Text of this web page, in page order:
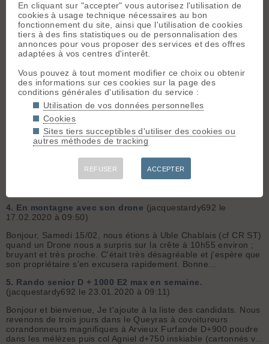
Rando senior D + 1000 E2 max en semaine.
(jacquestardy692 le 29.02.2020 à 17:38)
Bonjour, Après quelques contraintes personnelles, réparation
des mes sessions, retour de propositions au départ de Lyon ou
étapes vers les Alpes. Déjà deux, Christian et moi, pour 1 a 2
jours. Tout à définir car la situation météo n'est p...
Utilite Guetres ? (jacquestardy692 le 17.02.2020 à 19:10)
Quand il fait très froid, cela renforce l'isolation thermique pour
peu de poids supplémentaire ?
1er achat montre-alti : du nouveau? (jacquestardy692 le
17.02.2020 à 19:00)
Bonjour, Question naïve : Si je comprends bien, les fonctions
GPS sont plus lisibles et performantes sur le tel mobile
indispensable pour la sécu, l'heure le réveil. pour moi iphigenie
4. En montagne avec son drone (jacquestardy692 le
17.02.2020 à 09:50)
Bonjour, Samedi 15/02, nous étions à Uble Chablais (cf CR ST)
quand un Drone nous a surpris sur la crête à 10h55 environ ;
bruyant et très proche. C'était très désagréable et j'espère que
son propriétaire s'en excusera rapidement. Bonne...
5. Rando senior D + 1000 E2 max en semaine.
(jacquestardy692 le 23.01.2020 à 09:11)
Bonjour et bienvenue, Je t'ajoute à la liste des candidats. Nous
revenons de trois jours dans le Queyras à covoitureurs
corandonneurs magnifiques à Arvieux Furfande D+900 poudre
dans les mélèzes puis col Agniel d+750 inskiable (cartonnés v...
En cliquant sur "accepter" vous autorisez l'utilisation de
cookies à usage technique nécessaires au bon
fonctionnement du site, ainsi que l'utilisation de cookies
tiers à des fins statistiques ou de personnalisation des
annonces pour vous proposer des services et des offres
adaptées à vos centres d'interêt.
Vous pouvez à tout moment modifier ce choix ou obtenir
des informations sur ces cookies sur la page des
conditions générales d'utilisation du service :
Utilisation de vos données personnelles
Cookies
Sites tiers succeptibles d'utiliser des cookies ou
autres méthodes de tracking
REFUSER ACCEPTER